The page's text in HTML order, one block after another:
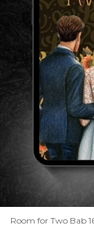
Room for Two Bab